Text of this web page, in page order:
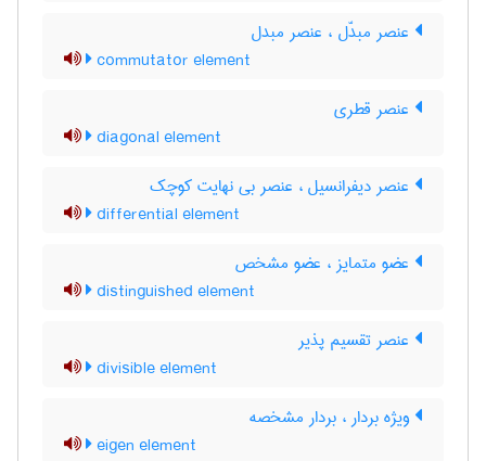
عنصر مبدّل ، عنصر مبدل
commutator element
عنصر قطری
diagonal element
عنصر دیفرانسیل ، عنصر بی نهایت کوچک
differential element
عضو متمایز ، عضو مشخص
distinguished element
عنصر تقسیم پذیر
divisible element
ویژه بردار ، بردار مشخصه
eigen element